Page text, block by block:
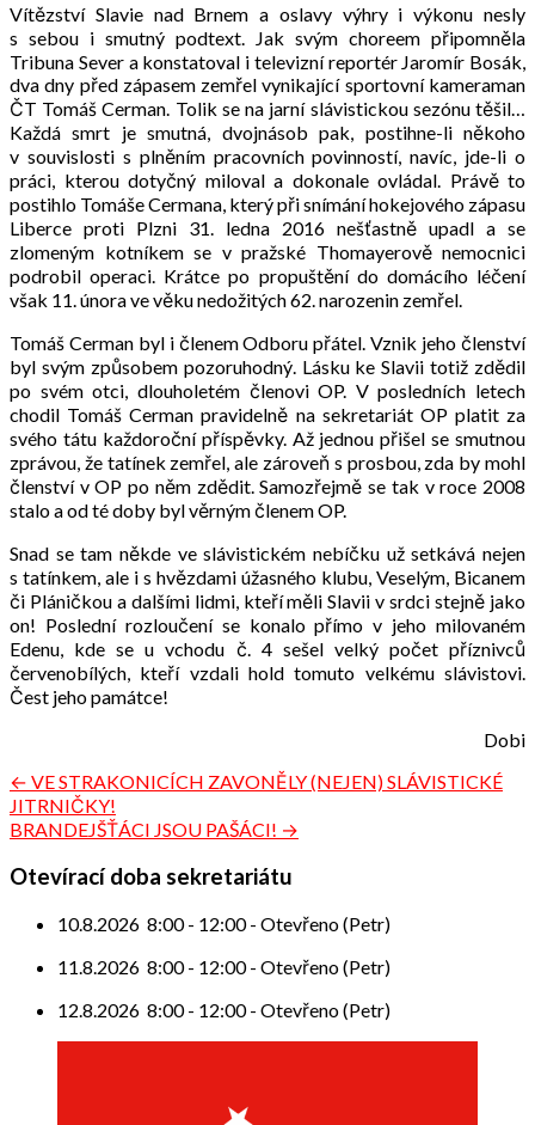
přátel
Vítězství Slavie nad Brnem a oslavy výhry i výkonu nesly
s sebou i smutný podtext. Jak svým choreem připomněla
Tribuna Sever a konstatoval i televizní reportér Jaromír Bosák,
dva dny před zápasem zemřel vynikající sportovní kameraman
ČT Tomáš Cerman. Tolik se na jarní slávistickou sezónu těšil…
Každá smrt je smutná, dvojnásob pak, postihne-li někoho
v souvislosti s plněním pracovních povinností, navíc, jde-li o
práci, kterou dotyčný miloval a dokonale ovládal. Právě to
postihlo Tomáše Cermana, který při snímání hokejového zápasu
Liberce proti Plzni 31. ledna 2016 nešťastně upadl a se
zlomeným kotníkem se v pražské Thomayerově nemocnici
podrobil operaci. Krátce po propuštění do domácího léčení
však 11. února ve věku nedožitých 62. narozenin zemřel.
Tomáš Cerman byl i členem Odboru přátel. Vznik jeho členství
byl svým způsobem pozoruhodný. Lásku ke Slavii totiž zdědil
po svém otci, dlouholetém členovi OP. V posledních letech
chodil Tomáš Cerman pravidelně na sekretariát OP platit za
svého tátu každoroční příspěvky. Až jednou přišel se smutnou
zprávou, že tatínek zemřel, ale zároveň s prosbou, zda by mohl
členství v OP po něm zdědit. Samozřejmě se tak v roce 2008
stalo a od té doby byl věrným členem OP.
Snad se tam někde ve slávistickém nebíčku už setkává nejen
s tatínkem, ale i s hvězdami úžasného klubu, Veselým, Bicanem
či Pláničkou a dalšími lidmi, kteří měli Slavii v srdci stejně jako
on! Poslední rozloučení se konalo přímo v jeho milovaném
Edenu, kde se u vchodu č. 4 sešel velký počet příznivců
červenobílých, kteří vzdali hold tomuto velkému slávistovi.
Čest jeho památce!
Dobi
Navigace
pro
← VE STRAKONICÍCH ZAVONĚLY (NEJEN) SLÁVISTICKÉ
JITRNIČKY!
BRANDEJŠŤÁCI JSOU PAŠÁCI! →
Otevírací doba sekretariátu
10.8.2026 8:00- 12:00- Otevřeno (Petr)
11.8.2026 8:00- 12:00- Otevřeno (Petr)
12.8.2026 8:00- 12:00- Otevřeno (Petr)